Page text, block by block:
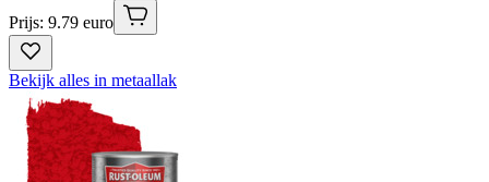
Prijs: 9.79 euro
Bekijk alles in metaallak